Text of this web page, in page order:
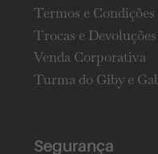
Termos e Condições
Trocas e Devoluções
Venda Corporativa
Turma do Giby e
Segurança